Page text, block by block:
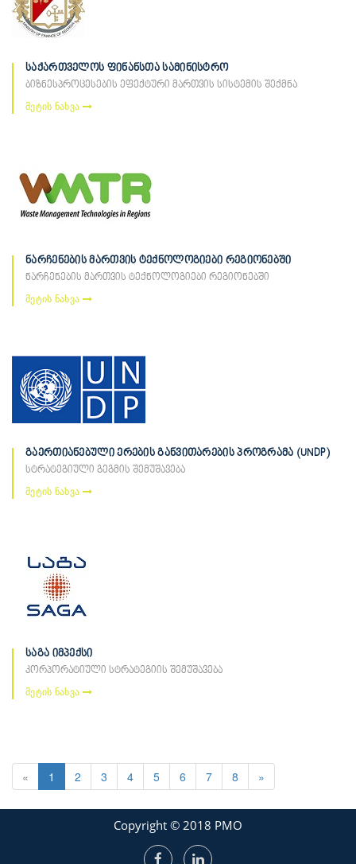
საქართველოს ფინანსთა სამინისტრო
ბიზნესპროცესების ეფექტური მართვის სისტემის შექმნა
მეტის ნახვა
ნარჩენების მართვის ტექნოლოგიები რეგიონებში
ნარჩენების მართვის ტექნოლოგიები რეგიონებში
მეტის ნახვა
გაერთიანებული ერების განვითარების პროგრამა (UNDP)
სტრატეგიული გეგმის შემუშავება
მეტის ნახვა
საგა იმპექსი
კორპორატიული სტრატეგიის შემუშავება
მეტის ნახვა
« 1 2 3 4 5 6 7 8 »
Copyright © 2018 PMO